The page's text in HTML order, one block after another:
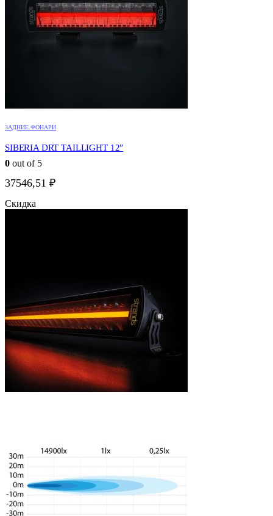
ЗАДНИЕ ФОНАРИ
SIBERIA DRT TAILLIGHT 12″
0 out of 5
37546,51 ₽
Скидка